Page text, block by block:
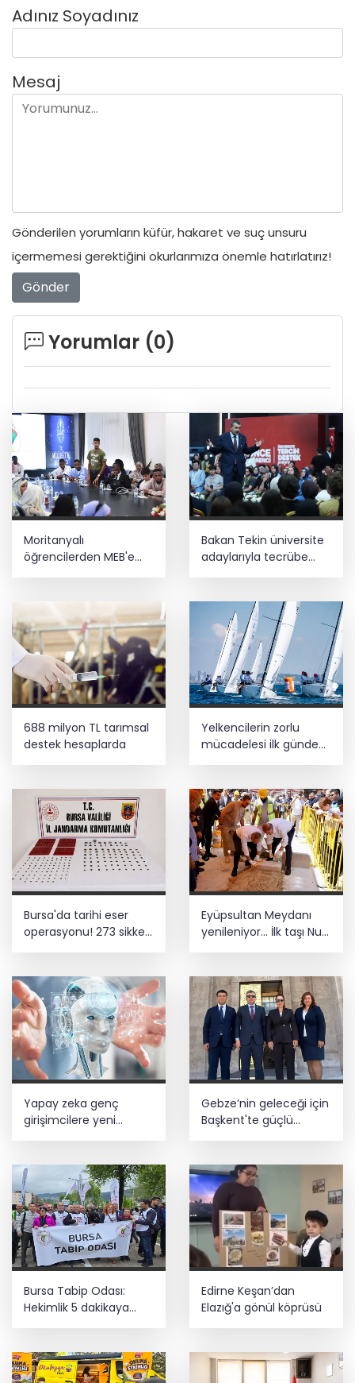
Adınız Soyadınız
Mesaj
Gönderilen yorumların küfür, hakaret ve suç unsuru
içermemesi gerektiğini okurlarımıza önemle hatırlatırız!
Gönder
Yorumlar (0)
Moritanyalı
öğrencilerden MEB'e
Bakan Tekin üniversite
adaylarıyla tecrübe
688 milyon TL tarımsal
destek hesaplarda
Yelkencilerin zorlu
mücadelesi ilk günde
Bursa'da tarihi eser
operasyonu! 273 sikke
ve 18 obje ele geçirildi
Eyüpsultan Meydanı
yenileniyor... İlk taşı Nuri
Aslan koydu
Yapay zeka genç
girişimcilere yeni
Gebze’nin geleceği için
Başkent'te güçlü
Bursa Tabip Odası:
Hekimlik 5 dakikaya
Edirne Keşan’dan
Elazığ'a gönül köprüsü